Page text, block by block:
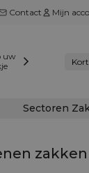
Contact Mijn
uw
Sectoren